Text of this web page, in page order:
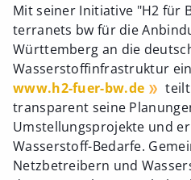
Mit seiner Initiative "H2 für
terranets bw für die
Württemberg an die
Wasserstoffinfrastruktur
www.h2-fuer-bw.de
transparent seine
Umstellungsprojekte und
Wasserstoff-Bedarfe.
Netzbetreibern und